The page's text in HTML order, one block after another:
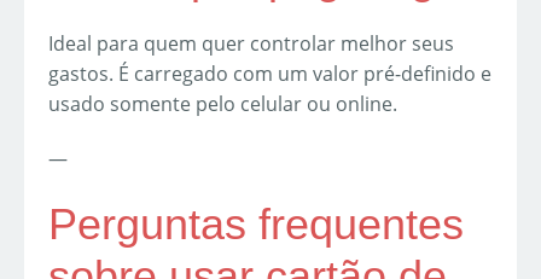
Ideal para quem quer controlar melhor seus
gastos. É carregado com um valor pré-definido e
usado somente pelo celular ou online.
—
Perguntas frequentes